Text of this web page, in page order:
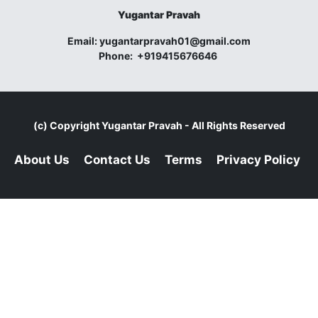
Yugantar Pravah
Email:yugantarpravah01@gmail.com
Phone: +919415676646
(c) CopyrightYugantar Pravah - All Rights Reserved
About Us Contact Us Terms Privacy Policy